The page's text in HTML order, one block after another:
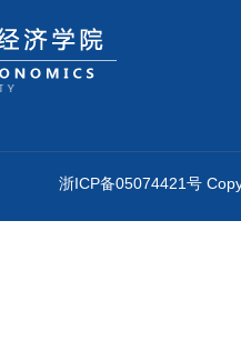
浙ICP备05074421号